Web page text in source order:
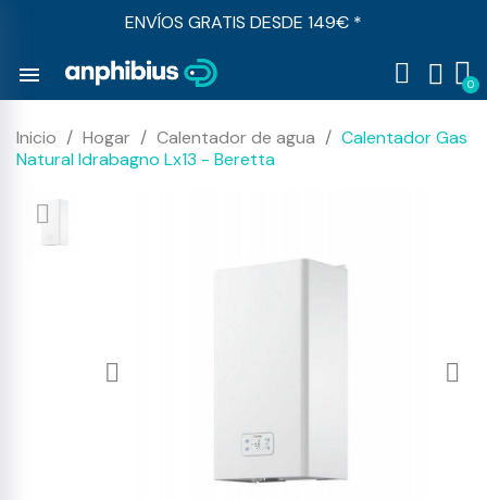
ENVÍOS GRATIS DESDE 149€ *
menu
Inicio Hogar Calentador de agua
Calentador Gas
Natural Idrabagno Lx13 - Beretta